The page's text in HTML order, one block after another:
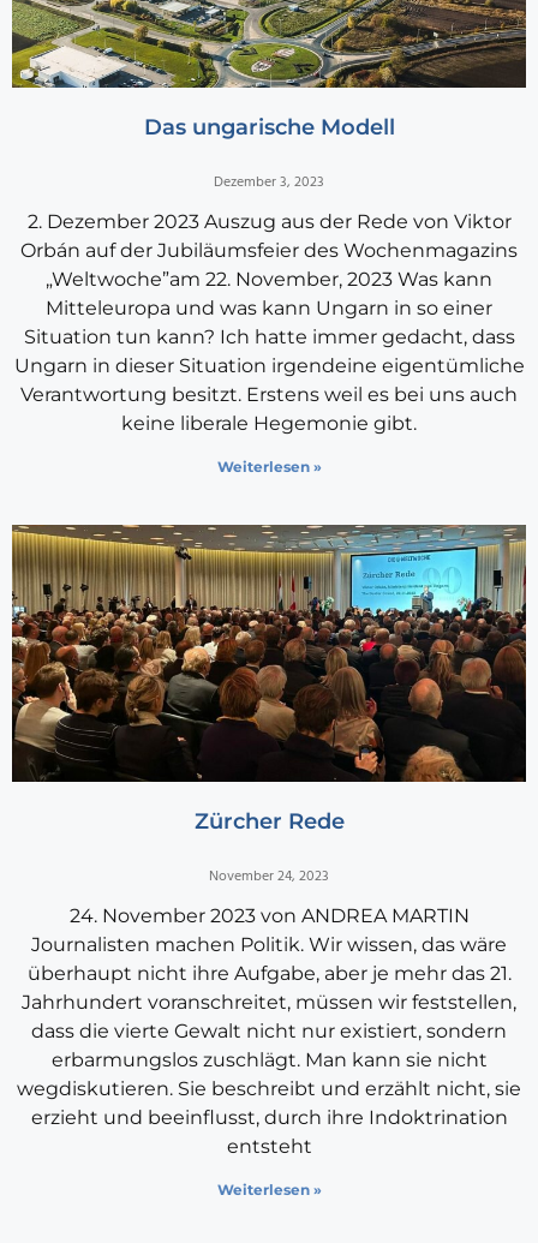
Das ungarische Modell
Dezember 3, 2023
2. Dezember 2023 Auszug aus der Rede von Viktor
Orbán auf der Jubiläumsfeier des Wochenmagazins
„Weltwoche”am 22. November, 2023 Was kann
Mitteleuropa und was kann Ungarn in so einer
Situation tun kann? Ich hatte immer gedacht, dass
Ungarn in dieser Situation irgendeine eigentümliche
Verantwortung besitzt. Erstens weil es bei uns auch
keine liberale Hegemonie gibt.
Weiterlesen »
Zürcher Rede
November 24, 2023
24. November 2023 von ANDREA MARTIN
Journalisten machen Politik. Wir wissen, das wäre
überhaupt nicht ihre Aufgabe, aber je mehr das 21.
Jahrhundert voranschreitet, müssen wir feststellen,
dass die vierte Gewalt nicht nur existiert, sondern
erbarmungslos zuschlägt. Man kann sie nicht
wegdiskutieren. Sie beschreibt und erzählt nicht, sie
erzieht und beeinflusst, durch ihre Indoktrination
entsteht
Weiterlesen »